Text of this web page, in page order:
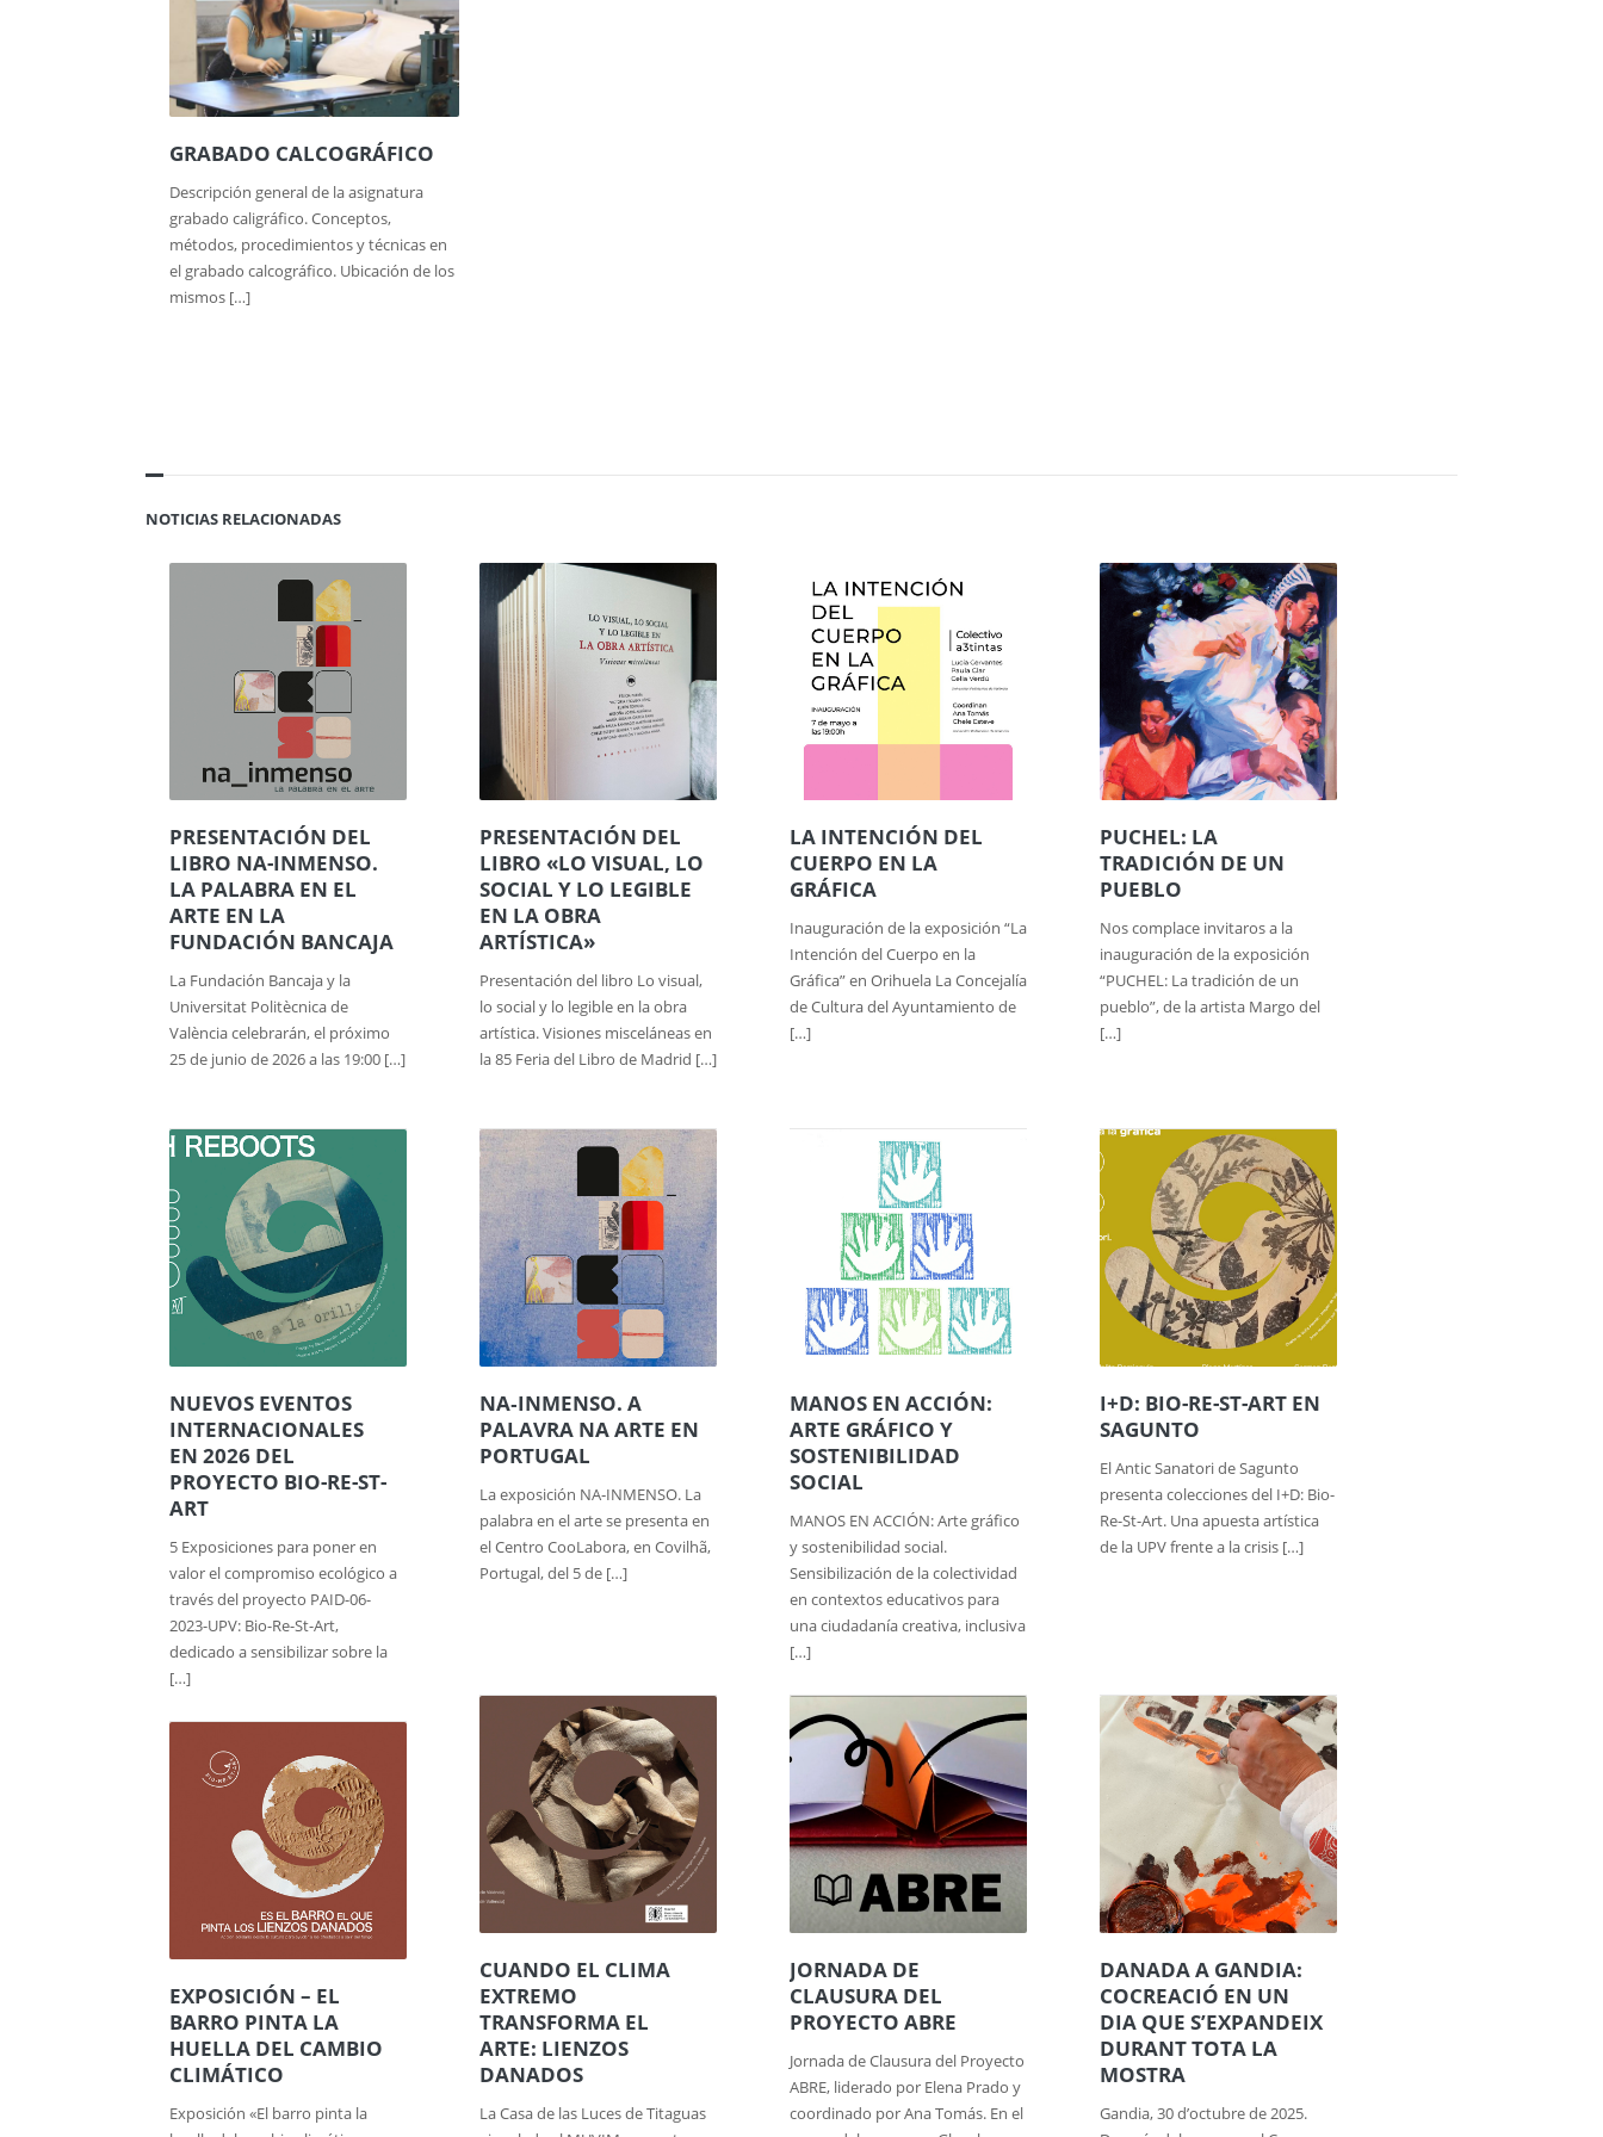
GRABADO CALCOGRÁFICO
Descripción general de la asignatura
grabado caligráfico. Conceptos,
métodos, procedimientos y técnicas en
el grabado calcográfico. Ubicación de los
mismos […]
NOTICIAS RELACIONADAS
PRESENTACIÓN DEL
LIBRO NA-INMENSO.
LA PALABRA EN EL
ARTE EN LA
FUNDACIÓN BANCAJA
La Fundación Bancaja y la
Universitat Politècnica de
València celebrarán, el próximo
25 de junio de 2026 a las 19:00 […]
PRESENTACIÓN DEL
LIBRO «LO VISUAL, LO
SOCIAL Y LO LEGIBLE
EN LA OBRA
ARTÍSTICA»
Presentación del libro Lo visual,
lo social y lo legible en la obra
artística. Visiones misceláneas en
la 85 Feria del Libro de Madrid […]
LA INTENCIÓN DEL
CUERPO EN LA
GRÁFICA
Inauguración de la exposición “La
Intención del Cuerpo en la
Gráfica” en Orihuela La Concejalía
de Cultura del Ayuntamiento de
[…]
PUCHEL: LA
TRADICIÓN DE UN
PUEBLO
Nos complace invitaros a la
inauguración de la exposición
“PUCHEL: La tradición de un
pueblo”, de la artista Margo del
[…]
NUEVOS EVENTOS
INTERNACIONALES
EN 2026 DEL
PROYECTO BIO-RE-ST-
ART
5 Exposiciones para poner en
valor el compromiso ecológico a
través del proyecto PAID-06-
2023-UPV: Bio-Re-St-Art,
dedicado a sensibilizar sobre la
[…]
NA‑INMENSO. A
PALAVRA NA ARTE EN
PORTUGAL
La exposición NA‑INMENSO. La
palabra en el arte se presenta en
el Centro CooLabora, en Covilhã,
Portugal, del 5 de […]
MANOS EN ACCIÓN:
ARTE GRÁFICO Y
SOSTENIBILIDAD
SOCIAL
MANOS EN ACCIÓN: Arte gráfico
y sostenibilidad social.
Sensibilización de la colectividad
en contextos educativos para
una ciudadanía creativa, inclusiva
[…]
I+D: BIO-RE-ST-ART EN
SAGUNTO
El Antic Sanatori de Sagunto
presenta colecciones del I+D: Bio-
Re-St-Art. Una apuesta artística
de la UPV frente a la crisis […]
CUANDO EL CLIMA
EXTREMO
TRANSFORMA EL
ARTE: LIENZOS
DANADOS
La Casa de las Luces de Titaguas
JORNADA DE
CLAUSURA DEL
PROYECTO ABRE
Jornada de Clausura del Proyecto
ABRE, liderado por Elena Prado y
coordinado por Ana Tomás. En el
DANADA A GANDIA:
COCREACIÓ EN UN
DIA QUE S’EXPANDEIX
DURANT TOTA LA
MOSTRA
Gandia, 30 d’octubre de 2025.
EXPOSICIÓN – EL
BARRO PINTA LA
HUELLA DEL CAMBIO
CLIMÁTICO
Exposición «El barro pinta la